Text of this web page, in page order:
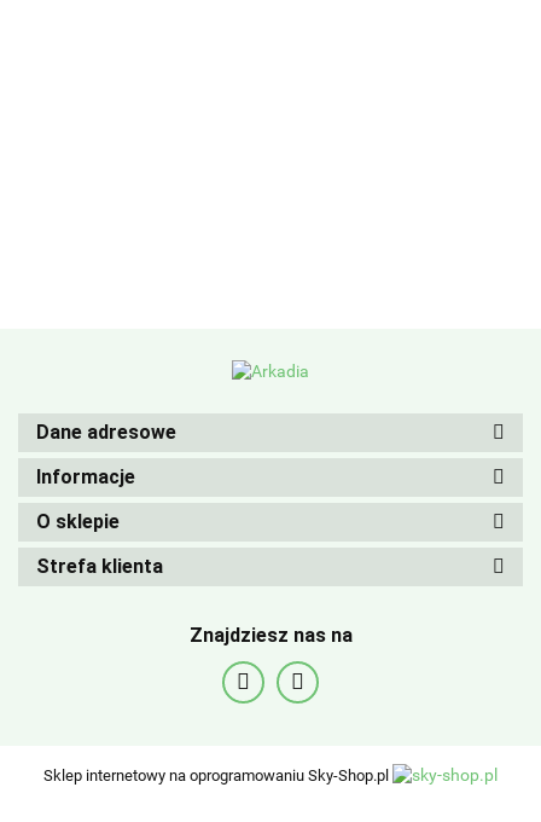
Dane adresowe
Informacje
O sklepie
Strefa klienta
Znajdziesz nas na
Sklep internetowy na oprogramowaniu Sky-Shop.pl